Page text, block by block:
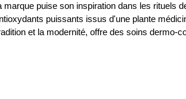
puise son inspiration dans les rituels
puissants issus d'une plante
et la modernité, offre des soins dermo-